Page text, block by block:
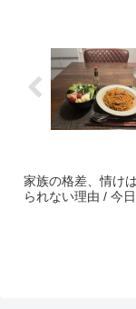
家族の格差、情け
られない理由 / 今